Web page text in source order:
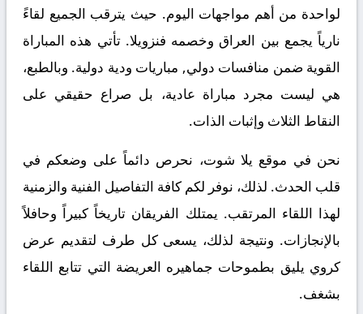
لواحدة من أهم مواجهات اليوم. حيث يترقب الجميع لقاءً
نارياً يجمع بين العراق وخصمه فنزويلا. تأتي هذه المباراة
القوية ضمن منافسات دولي, مباريات ودية دولية. وبالطبع،
هي ليست مجرد مباراة عادية، بل صراع حقيقي على
النقاط الثلاث وإثبات الذات.
نحن في موقع يلا شوت، نحرص دائماً على وضعكم في
قلب الحدث. لذلك، نوفر لكم كافة التفاصيل الفنية والزمنية
لهذا اللقاء المرتقب. يمتلك الفريقان تاريخاً كبيراً وحافلاً
بالإنجازات. ونتيجة لذلك، يسعى كل طرف لتقديم عرض
كروي يليق بطموحات جماهيره العريضة التي تتابع اللقاء
بشغف.